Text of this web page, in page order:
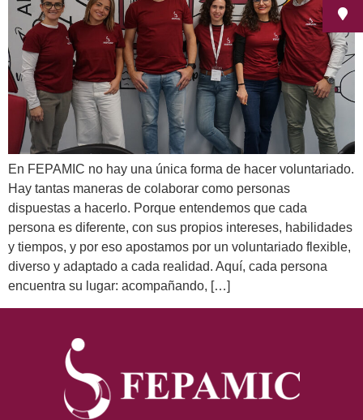
En FEPAMIC no hay una única forma de hacer voluntariado.
Hay tantas maneras de colaborar como personas
dispuestas a hacerlo. Porque entendemos que cada
persona es diferente, con sus propios intereses, habilidades
y tiempos, y por eso apostamos por un voluntariado flexible,
diverso y adaptado a cada realidad. Aquí, cada persona
encuentra su lugar: acompañando, […]